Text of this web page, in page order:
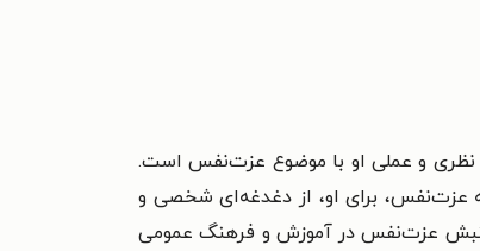
نظری و عملی او با موضوع عزت‌نفس است.
عزت‌نفس، برای او، از دغدغه‌ای شخصی و
عزت‌نفس در آموزش و فرهنگ عمومی